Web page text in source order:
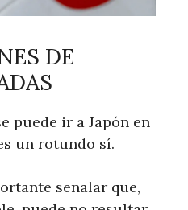
DE
puede ir a Japón en
un rotundo sí.
señalar que,